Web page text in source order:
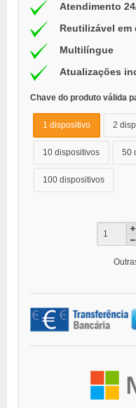
Atendimento
Reutilizável em
Multilíngue
Atualizações
Chave do produto válida
1 dispositivo 2
10 dispositivos 50
100 dispositivos